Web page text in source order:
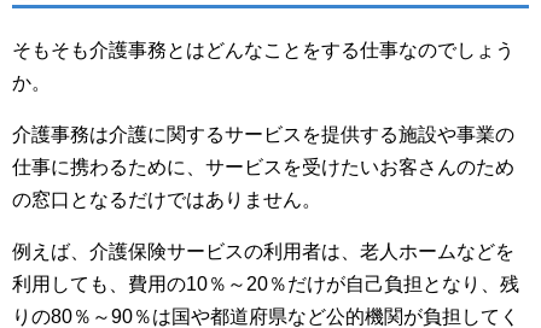
そもそも介護事務とはどんなことをする仕事なのでしょう
か。
介護事務は介護に関するサービスを提供する施設や事業の
仕事に携わるために、サービスを受けたいお客さんのため
の窓口となるだけではありません。
例えば、介護保険サービスの利用者は、老人ホームなどを
利用しても、費用の10％～20％だけが自己負担となり、残
りの80％～90％は国や都道府県など公的機関が負担してく